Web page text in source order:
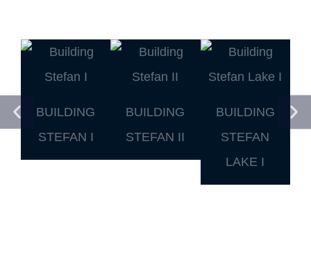
BUILDING
STEFAN I
BUILDING
STEFAN II
BUILDING
STEFAN
LAKE I